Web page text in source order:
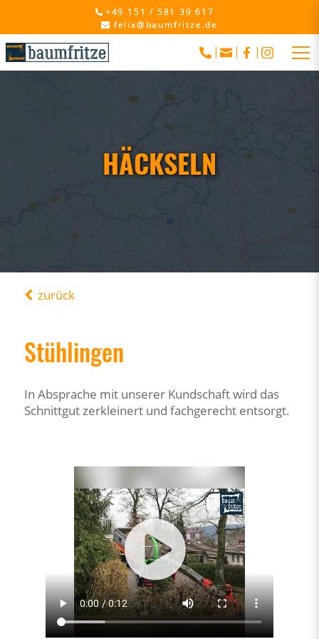
+49 151 / 581 39 617
felix@baumfritze.de
HÄCKSELN
zurück
Stühlingen
In Absprache mit unserer Kundschaft wird das
Schnittgut zerkleinert und fachgerecht entsorgt.